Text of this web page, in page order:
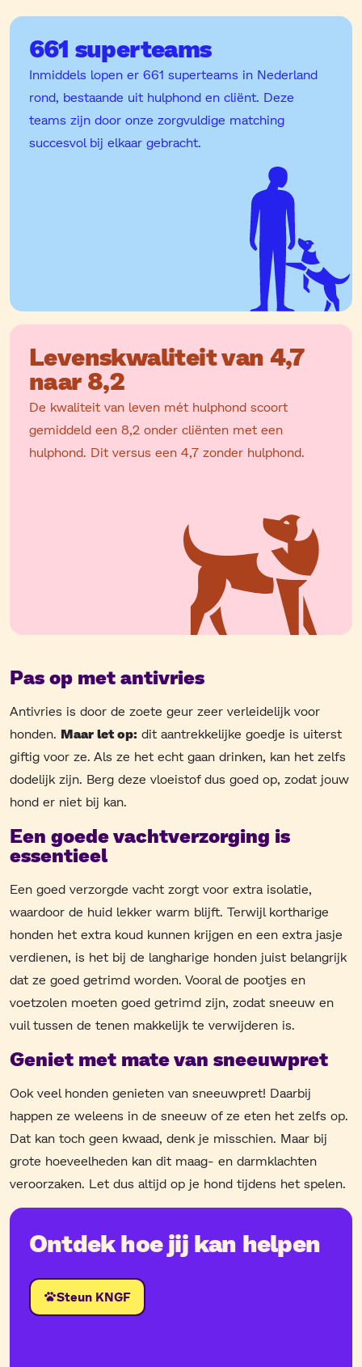
661 superteams
Inmiddels lopen er 661 superteams in Nederland
rond, bestaande uit hulphond en cliënt. Deze
teams zijn door onze zorgvuldige matching
succesvol bij elkaar gebracht.
Levenskwaliteit van 4,7
naar 8,2
De kwaliteit van leven mét hulphond scoort
gemiddeld een 8,2 onder cliënten met een
hulphond. Dit versus een 4,7 zonder hulphond.
Pas op met antivries
Antivries is door de zoete geur zeer verleidelijk voor
honden. Maar let op: dit aantrekkelijke goedje is uiterst
giftig voor ze. Als ze het echt gaan drinken, kan het zelfs
dodelijk zijn. Berg deze vloeistof dus goed op, zodat jouw
hond er niet bij kan.
Een goede vachtverzorging is
essentieel
Een goed verzorgde vacht zorgt voor extra isolatie,
waardoor de huid lekker warm blijft. Terwijl kortharige
honden het extra koud kunnen krijgen en een extra jasje
verdienen, is het bij de langharige honden juist belangrijk
dat ze goed getrimd worden. Vooral de pootjes en
voetzolen moeten goed getrimd zijn, zodat sneeuw en
vuil tussen de tenen makkelijk te verwijderen is.
Geniet met mate van sneeuwpret
Ook veel honden genieten van sneeuwpret! Daarbij
happen ze weleens in de sneeuw of ze eten het zelfs op.
Dat kan toch geen kwaad, denk je misschien. Maar bij
grote hoeveelheden kan dit maag- en darmklachten
veroorzaken. Let dus altijd op je hond tijdens het spelen.
Ontdek hoe jij kan helpen
Steun KNGF